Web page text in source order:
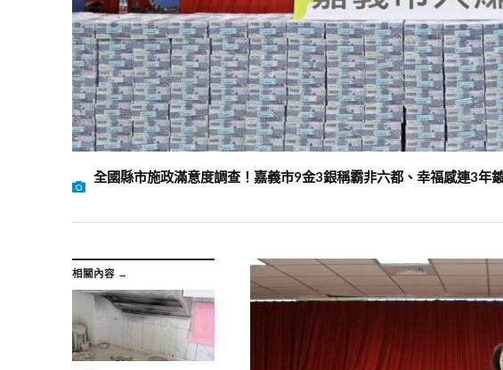
全國縣市施政滿意度調查！嘉義市9金3銀稱霸非六都、幸福感連3年
相關內容 →